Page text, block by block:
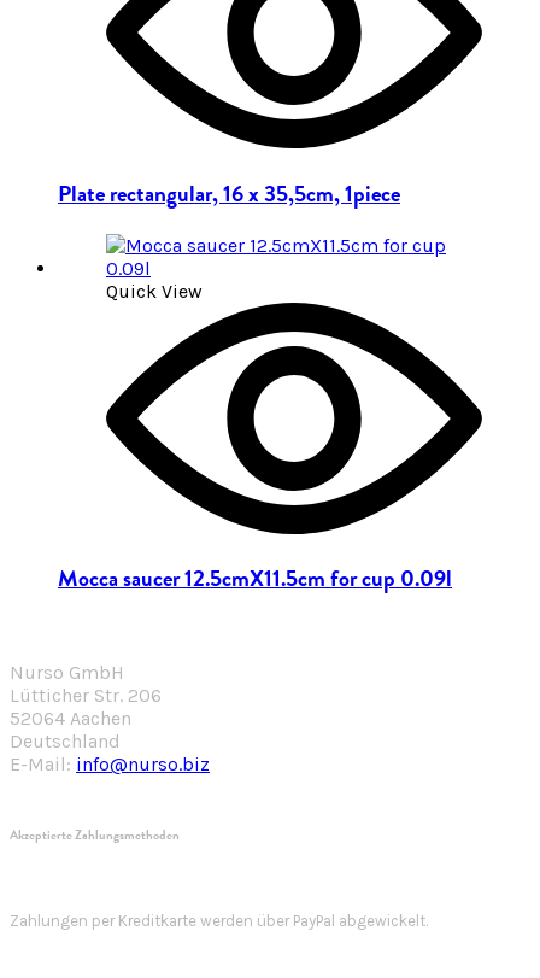
Plate rectangular, 16 x 35,5cm, 1piece
Quick View
Mocca saucer 12.5cmX11.5cm for cup 0.09l
Nurso GmbH
Lütticher Str. 206
52064 Aachen
Deutschland
E-Mail: info@nurso.biz
Akzeptierte Zahlungsmethoden
Zahlungen per Kreditkarte werden über PayPal abgewickelt.